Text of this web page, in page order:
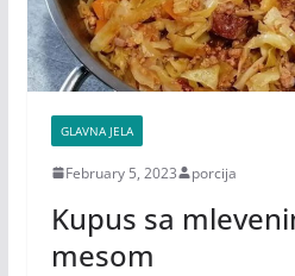
GLAVNA JELA
February 5, 2023 porcija
Kupus sa
mesom